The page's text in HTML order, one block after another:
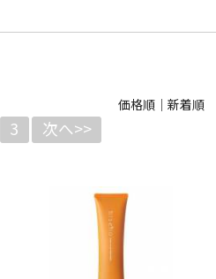
価格順｜ 新着順
3 次へ>>